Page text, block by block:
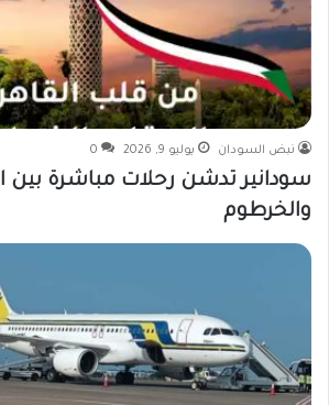
نبض السودان يوليو 9, 2026 0
سودانير تدشن رحلات مباشرة بين
والخرطوم